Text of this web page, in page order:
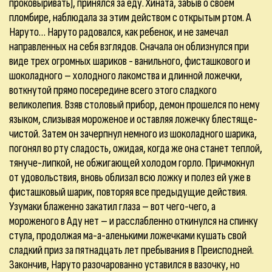
проковыривать), принялся за еду. Хината, забыв о своем
пломбире, наблюдала за этим действом с открытым ртом. А
Наруто… Наруто радовался, как ребенок, и не замечал
направленных на себя взглядов. Сначала он облизнулся при
виде трех огромных шариков - ванильного, фисташкового и
шоколадного – холодного лакомства и длинной ложечки,
воткнутой прямо посередине всего этого сладкого
великолепия. Взяв столовый прибор, демон прошелся по нему
языком, слизывая мороженое и оставляя ложечку блестяще-
чистой. Затем он зачерпнул немного из шоколадного шарика,
погонял во рту сладость, ожидая, когда же она станет теплой,
тянуче-липкой, не обжигающей холодом горло. Причмокнул
от удовольствия, вновь облизал всю ложку и полез ей уже в
фисташковый шарик, повторяя все предыдущие действия.
Узумаки блаженно закатил глаза – вот чего-чего, а
мороженого в Аду нет – и расслабленно откинулся на спинку
стула, продолжая ма-а-аленькими ложечками кушать свой
сладкий приз за пятнадцать лет пребывания в Преисподней.
Закончив, Наруто разочарованно уставился в вазочку, но